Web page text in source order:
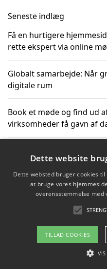
Seneste indlæg
Få en hurtigere
rette ekspert via online
Globalt samarbejde: Når
digitale rum
Book et møde og find ud
virksomheder få gavn af
får du indgår et
Hold et møde med en
mest professionelle til at
Copyright
Om / kontakt
Dette website
Dette websted bruger cookies
at bruge vores
overensstemmelse med
TILLAD COOKIES
VIS